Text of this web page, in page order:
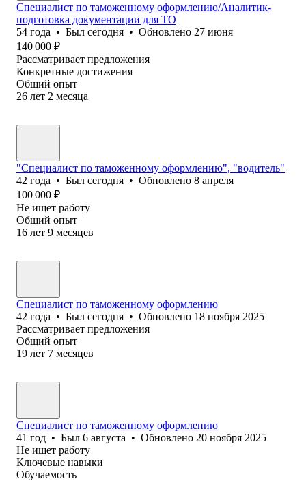
Специалист по таможенному оформлению/Аналитик-
подготовка документации для ТО
54 года • Был сегодня • Обновлено 27 июня
140 000 ₽
Рассматривает предложения
Конкретные достижения
Общий опыт
26 лет 2 месяца
"Специалист по таможенному оформлению", "водитель"
42 года • Был сегодня • Обновлено 8 апреля
100 000 ₽
Не ищет работу
Общий опыт
16 лет 9 месяцев
Специалист по таможенному оформлению
42 года • Был сегодня • Обновлено 18 ноября 2025
Рассматривает предложения
Общий опыт
19 лет 7 месяцев
Специалист по таможенному оформлению
41 год • Был 6 августа • Обновлено 20 ноября 2025
Не ищет работу
Ключевые навыки
Обучаемость